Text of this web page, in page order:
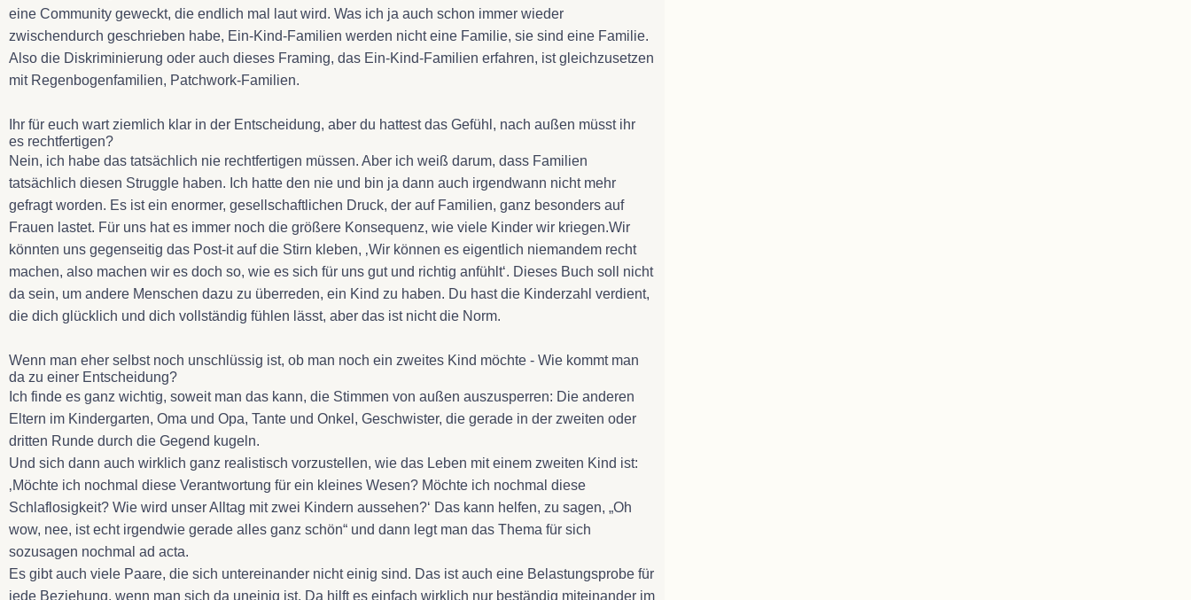
eine Community geweckt, die endlich mal laut wird. Was ich ja auch schon immer wieder
zwischendurch geschrieben habe, Ein-Kind-Familien werden nicht eine Familie, sie sind eine Familie.
Also die Diskriminierung oder auch dieses Framing, das Ein-Kind-Familien erfahren, ist gleichzusetzen
mit Regenbogenfamilien, Patchwork-Familien.
Ihr für euch wart ziemlich klar in der Entscheidung, aber du hattest das Gefühl, nach außen müsst ihr
es rechtfertigen?
Nein, ich habe das tatsächlich nie rechtfertigen müssen. Aber ich weiß darum, dass Familien
tatsächlich diesen Struggle haben. Ich hatte den nie und bin ja dann auch irgendwann nicht mehr
gefragt worden. Es ist ein enormer, gesellschaftlichen Druck, der auf Familien, ganz besonders auf
Frauen lastet. Für uns hat es immer noch die größere Konsequenz, wie viele Kinder wir kriegen.Wir
könnten uns gegenseitig das Post-it auf die Stirn kleben, ‚Wir können es eigentlich niemandem recht
machen, also machen wir es doch so, wie es sich für uns gut und richtig anfühlt‘. Dieses Buch soll nicht
da sein, um andere Menschen dazu zu überreden, ein Kind zu haben. Du hast die Kinderzahl verdient,
die dich glücklich und dich vollständig fühlen lässt, aber das ist nicht die Norm.
Wenn man eher selbst noch unschlüssig ist, ob man noch ein zweites Kind möchte - Wie kommt man
da zu einer Entscheidung?
Ich finde es ganz wichtig, soweit man das kann, die Stimmen von außen auszusperren: Die anderen
Eltern im Kindergarten, Oma und Opa, Tante und Onkel, Geschwister, die gerade in der zweiten oder
dritten Runde durch die Gegend kugeln.
Und sich dann auch wirklich ganz realistisch vorzustellen, wie das Leben mit einem zweiten Kind ist:
‚Möchte ich nochmal diese Verantwortung für ein kleines Wesen? Möchte ich nochmal diese
Schlaflosigkeit? Wie wird unser Alltag mit zwei Kindern aussehen?‘ Das kann helfen, zu sagen, „Oh
wow, nee, ist echt irgendwie gerade alles ganz schön“ und dann legt man das Thema für sich
sozusagen nochmal ad acta.
Es gibt auch viele Paare, die sich untereinander nicht einig sind. Das ist auch eine Belastungsprobe für
jede Beziehung, wenn man sich da uneinig ist. Da hilft es einfach wirklich nur beständig miteinander im